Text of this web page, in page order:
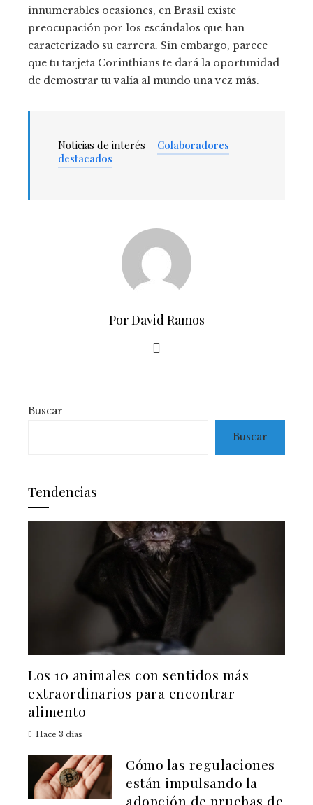
innumerables ocasiones, en Brasil existe
preocupación por los escándalos que han
caracterizado su carrera. Sin embargo, parece
que tu tarjeta Corinthians te dará la oportunidad
de demostrar tu valía al mundo una vez más.
Noticias de interés – Colaboradores
destacados
Por David Ramos
Buscar
Buscar
Tendencias
Los 10 animales con sentidos más
extraordinarios para encontrar
alimento
Hace 3 días
Cómo las regulaciones
están impulsando la
adopción de pruebas de